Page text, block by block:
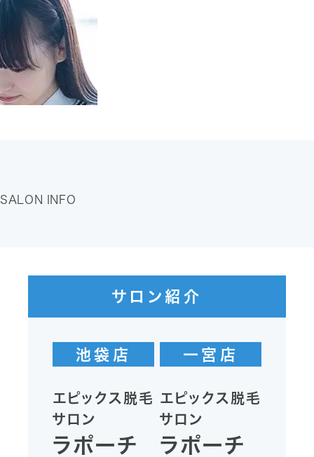
SALON INFO
サロン紹介
池袋店
エピックス脱毛
サロン
ラポーチ
一宮店
エピックス脱毛
サロン
ラポーチ